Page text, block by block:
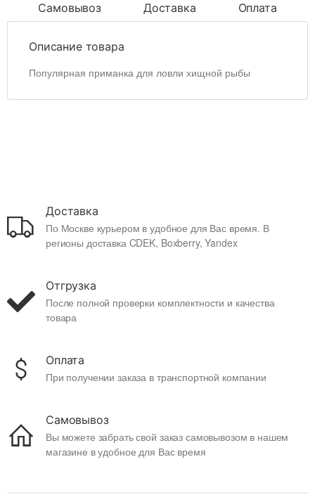
Самовывоз
Доставка Оплата
Описание товара
Популярная приманка для ловли хищной рыбы
Доставка
По Москве курьером в удобное для Вас время. В
регионы доставка CDEK, Boxberry, Yandex
Отгрузка
После полной проверки комплектности и качества
товара
Оплата
При получении заказа в транспортной компании
Самовывоз
Вы можете забрать свой заказ самовывозом в нашем
магазине в удобное для Вас время